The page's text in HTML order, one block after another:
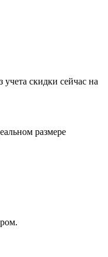
скидки сейчас на
размере